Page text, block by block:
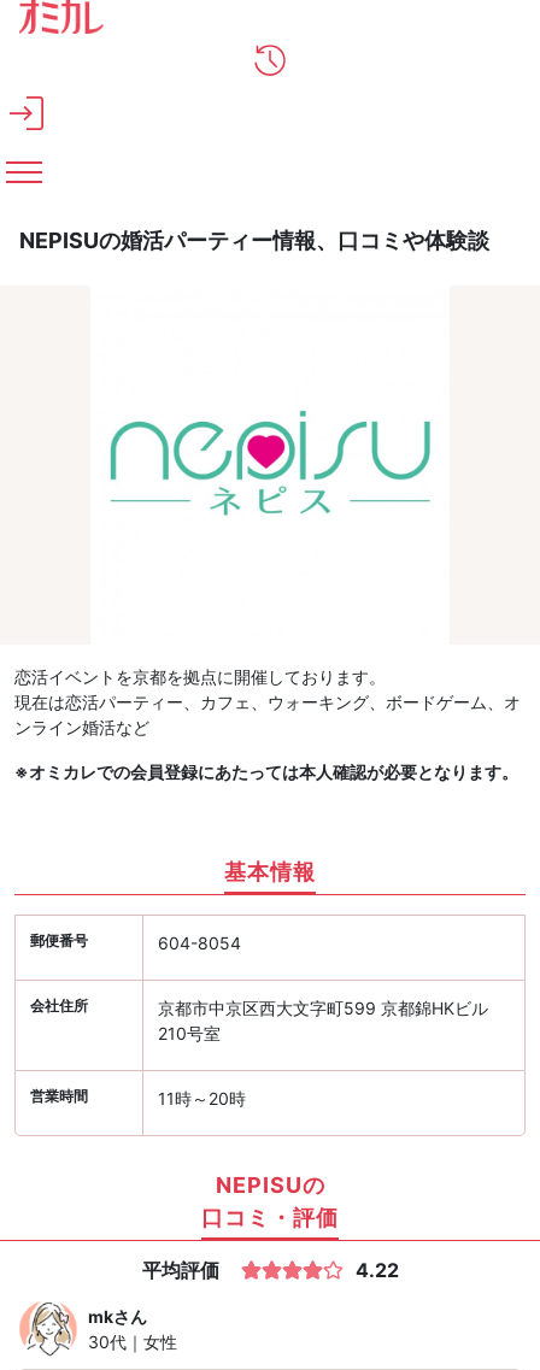
メインコンテンツへスキップ
NEPISUの婚活パーティー情報、口コミや体験談
恋活イベントを京都を拠点に開催しております。
現在は恋活パーティー、カフェ、ウォーキング、ボードゲーム、オ
ンライン婚活など
※オミカレでの会員登録にあたっては本人確認が必要となります。
基本情報
郵便番号 604-8054
会社住所
京都市中京区西大文字町599 京都錦HKビル
210号室
営業時間 11時～20時
NEPISUの
口コミ・評価
平均評価 4.22
mkさん
30代｜女性